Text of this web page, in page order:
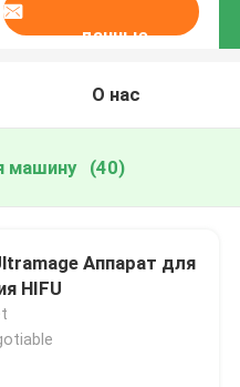
данные
О нас
машину (40)
Аппарат для
HIFU